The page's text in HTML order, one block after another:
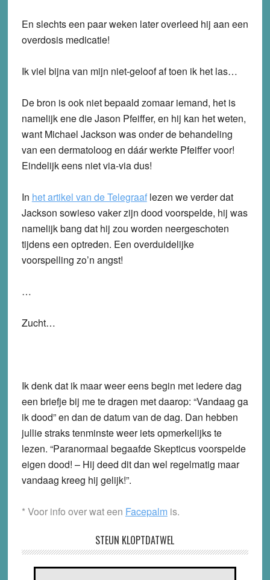
En slechts een paar weken later overleed hij aan een
overdosis medicatie!
Ik viel bijna van mijn niet-geloof af toen ik het las…
De bron is ook niet bepaald zomaar iemand, het is
namelijk ene die Jason Pfeiffer, en hij kan het weten,
want Michael Jackson was onder de behandeling
van een dermatoloog en dáár werkte Pfeiffer voor!
Eindelijk eens niet via-via dus!
In het artikel van de Telegraaflezen we verder dat
Jackson sowieso vaker zijn dood voorspelde, hij was
namelijk bang dat hij zou worden neergeschoten
tijdens een optreden. Een overduidelijke
voorspelling zo’n angst!
…
Zucht…
Ik denk dat ik maar weer eens begin met iedere dag
een briefje bij me te dragen met daarop: “Vandaag ga
ik dood” en dan de datum van de dag. Dan hebben
jullie straks tenminste weer iets opmerkelijks te
lezen. “Paranormaal begaafde Skepticus voorspelde
eigen dood! – Hij deed dit dan wel regelmatig maar
vandaag kreeg hij gelijk!”.
* Voor info over wat een Facepalmis.
STEUN KLOPTDATWEL